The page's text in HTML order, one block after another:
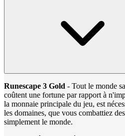
Runescape 3 Gold - Tout le monde
coûtent une fortune par rapport à
la monnaie principale du jeu, est
les domaines, que vous combattiez
simplement le monde.